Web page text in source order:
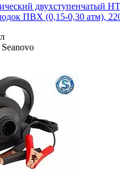
двухступенчатый
ПВХ (0,15-0,30 атм),